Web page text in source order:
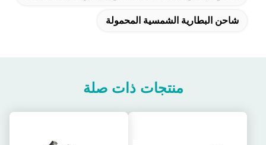
شاحن البطارية الشمسية المحمولة
منتجات ذات صلة